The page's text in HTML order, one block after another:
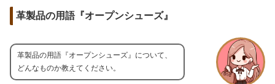
革製品の用語『オープンシューズ』
革製品の用語『オープンシューズ』について、
どんなものか教えてください。